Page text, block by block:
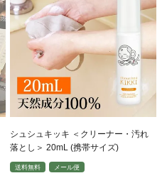
シュシュキッキ ＜クリーナー・汚れ
落とし＞ 20mL (携帯サイズ)
送料無料 メール便